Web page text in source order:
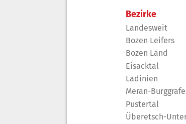
Bezirke
Landesweit
Bozen Leifers
Bozen Land
Eisacktal
Ladinien
Meran-
Pustertal
Überetsch-